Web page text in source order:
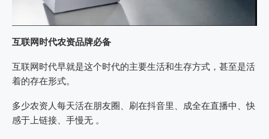
互联网时代农资品牌必备
互联网时代早就是这个时代的主要生活和生存方式，甚至是活
着的存在形式。
多少农资人每天活在朋友圈、刷在抖音里、成全在直播中、快
感于上链接、手慢无 。